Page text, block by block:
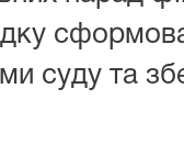
суду та